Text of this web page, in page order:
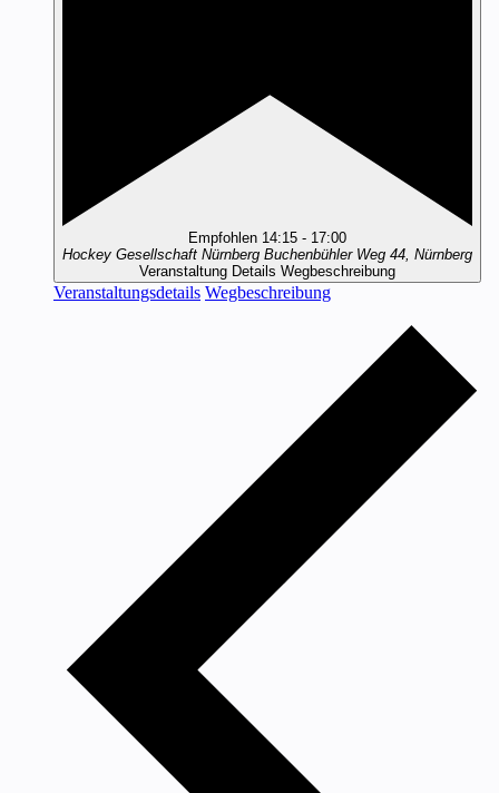
Empfohlen 14:15 - 17:00
Hockey Gesellschaft Nürnberg
Buchenbühler Weg 44, Nürnberg
Veranstaltung Details Wegbeschreibung
Veranstaltungsdetails Wegbeschreibung